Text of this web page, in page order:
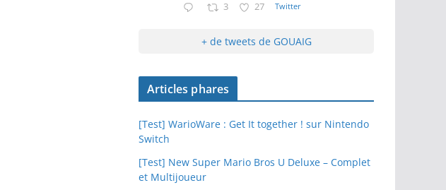
3 27 Twitter
+ de tweets de GOUAIG
Articles phares
[Test] WarioWare : Get It together ! sur Nintendo
Switch
[Test] New Super Mario Bros U Deluxe – Complet
et Multijoueur